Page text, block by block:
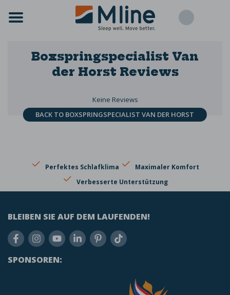
Boxspringspecialist Van
der Horst Reviews
Keine Reviews
BACK TO BOXSPRINGSPECIALIST VAN DER HORST
Perfektes Schlafklima
Maximaler Komfort
Verbesserte Unterstützung
BLEIBEN SIE AUF DEM LAUFENDEN!
SPONSOREN: